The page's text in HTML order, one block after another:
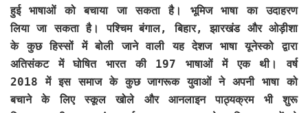
हुई भाषाओं को बचाया जा सकता है। भूमिज भाषा का उदाहरण
लिया जा सकता है। पश्चिम बंगाल, बिहार, झारखंड और ओड़ीशा
के कुछ हिस्सों में बोली जाने वाली यह देशज भाषा यूनेस्को द्वारा
अतिसंकट में घोषित भारत की 197 भाषाओं में एक थी। वर्ष
2018 में इस समाज के कुछ जागरूक युवाओं ने अपनी भाषा को
बचाने के लिए स्कूल खोले और आनलाइन पाठ्यक्रम भी शुरू